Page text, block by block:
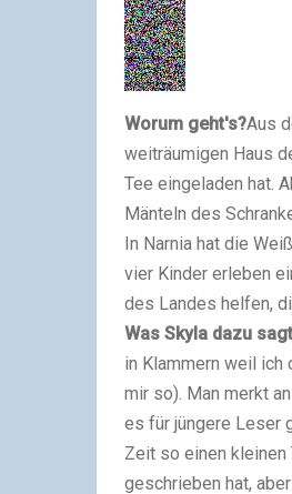
Worum geht's?Aus
weiträumigen Haus
Tee eingeladen hat.
Mänteln des
In Narnia hat die
vier Kinder erleben
des Landes helfen,
Was Skyla dazu
in Klammern weil ich
mir so). Man merkt
es für jüngere Leser
Zeit so einen kleinen
geschrieben hat,